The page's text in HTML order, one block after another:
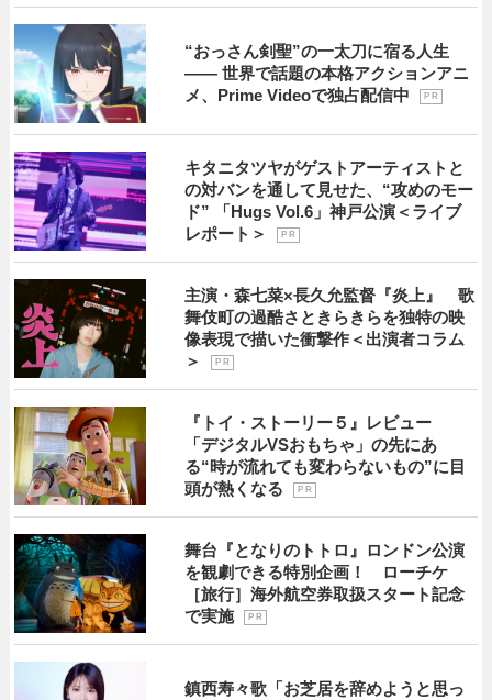
“おっさん剣聖”の一太刀に宿る人生
―― 世界で話題の本格アクションアニ
メ、Prime Videoで独占配信中
P R
キタニタツヤがゲストアーティストと
の対バンを通して見せた、“攻めのモー
ド” 「Hugs Vol.6」神戸公演＜ライブ
レポート＞
P R
主演・森七菜×長久允監督『炎上』 歌
舞伎町の過酷さときらきらを独特の映
像表現で描いた衝撃作＜出演者コラム
＞
P R
『トイ・ストーリー５』レビュー
「デジタルVSおもちゃ」の先にあ
る“時が流れても変わらないもの”に目
頭が熱くなる
P R
舞台『となりのトトロ』ロンドン公演
を観劇できる特別企画！ ローチケ
［旅行］海外航空券取扱スタート記念
で実施
P R
鎮西寿々歌「お芝居を辞めようと思っ